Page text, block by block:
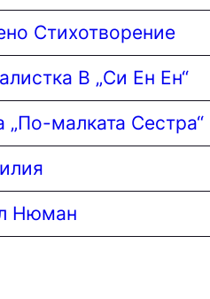
Стихотворение
В „Си Ен Ен“
„По-малката
Нюман